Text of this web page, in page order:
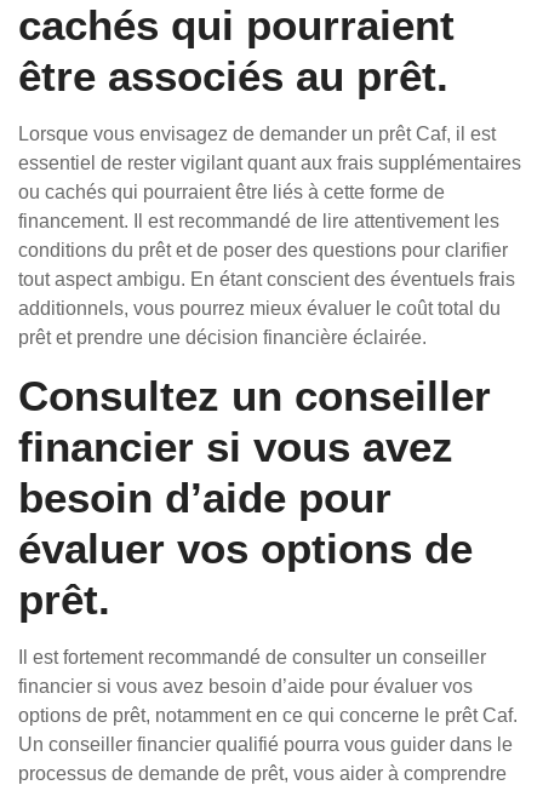
cachés qui pourraient
être associés au prêt.
Lorsque vous envisagez de demander un prêt Caf, il est
essentiel de rester vigilant quant aux frais supplémentaires
ou cachés qui pourraient être liés à cette forme de
financement. Il est recommandé de lire attentivement les
conditions du prêt et de poser des questions pour clarifier
tout aspect ambigu. En étant conscient des éventuels frais
additionnels, vous pourrez mieux évaluer le coût total du
prêt et prendre une décision financière éclairée.
Consultez un conseiller
financier si vous avez
besoin d’aide pour
évaluer vos options de
prêt.
Il est fortement recommandé de consulter un conseiller
financier si vous avez besoin d’aide pour évaluer vos
options de prêt, notamment en ce qui concerne le prêt Caf.
Un conseiller financier qualifié pourra vous guider dans le
processus de demande de prêt, vous aider à comprendre